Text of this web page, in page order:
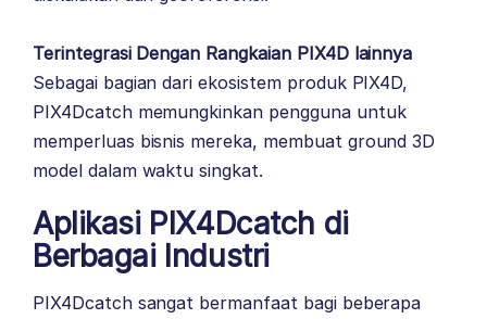
Terintegrasi Dengan Rangkaian PIX4D lainnya
Sebagai bagian dari ekosistem produk PIX4D,
PIX4Dcatch memungkinkan pengguna untuk
memperluas bisnis mereka, membuat ground 3D
model dalam waktu singkat.
Aplikasi PIX4Dcatch di
Berbagai Industri
PIX4Dcatch sangat bermanfaat bagi beberapa